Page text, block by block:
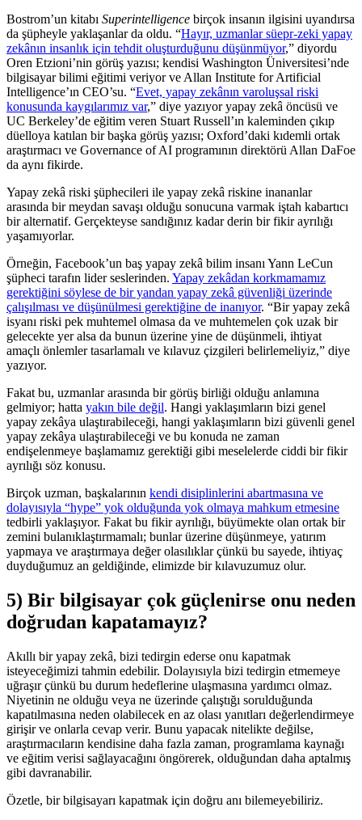
Bostrom’un kitabı Superintelligence birçok insanın ilgisini uyandırsa
da şüpheyle yaklaşanlar da oldu. “Hayır, uzmanlar süepr-zeki yapay
zekânın insanlık için tehdit oluşturduğunu düşünmüyor,” diyordu
Oren Etzioni’nin görüş yazısı; kendisi Washington Üniversitesi’nde
bilgisayar bilimi eğitimi veriyor ve Allan Institute for Artificial
Intelligence’ın CEO’su. “Evet, yapay zekânın varoluşsal riski
konusunda kaygılarımız var,” diye yazıyor yapay zekâ öncüsü ve
UC Berkeley’de eğitim veren Stuart Russell’ın kaleminden çıkıp
düelloya katılan bir başka görüş yazısı; Oxford’daki kıdemli ortak
araştırmacı ve Governance of AI programının direktörü Allan DaFoe
da aynı fikirde.
Yapay zekâ riski şüphecileri ile yapay zekâ riskine inananlar
arasında bir meydan savaşı olduğu sonucuna varmak iştah kabartıcı
bir alternatif. Gerçekteyse sandığınız kadar derin bir fikir ayrılığı
yaşamıyorlar.
Örneğin, Facebook’un baş yapay zekâ bilim insanı Yann LeCun
şüpheci tarafın lider seslerinden. Yapay zekâdan korkmamamız
gerektiğini söylese de bir yandan yapay zekâ güvenliği üzerinde
çalışılması ve düşünülmesi gerektiğine de inanıyor. “Bir yapay zekâ
isyanı riski pek muhtemel olmasa da ve muhtemelen çok uzak bir
gelecekte yer alsa da bunun üzerine yine de düşünmeli, ihtiyat
amaçlı önlemler tasarlamalı ve kılavuz çizgileri belirlemeliyiz,” diye
yazıyor.
Fakat bu, uzmanlar arasında bir görüş birliği olduğu anlamına
gelmiyor; hatta yakın bile değil. Hangi yaklaşımların bizi genel
yapay zekâya ulaştırabileceği, hangi yaklaşımların bizi güvenli genel
yapay zekâya ulaştırabileceği ve bu konuda ne zaman
endişelenmeye başlamamız gerektiği gibi meselelerde ciddi bir fikir
ayrılığı söz konusu.
Birçok uzman, başkalarının kendi disiplinlerini abartmasına ve
dolayısıyla “hype” yok olduğunda yok olmaya mahkum etmesine
tedbirli yaklaşıyor. Fakat bu fikir ayrılığı, büyümekte olan ortak bir
zemini bulanıklaştırmamalı; bunlar üzerine düşünmeye, yatırım
yapmaya ve araştırmaya değer olasılıklar çünkü bu sayede, ihtiyaç
duyduğumuz an geldiğinde, elimizde bir kılavuzumuz olur.
5) Bir bilgisayar çok güçlenirse onu neden
doğrudan kapatamayız?
Akıllı bir yapay zekâ, bizi tedirgin ederse onu kapatmak
isteyeceğimizi tahmin edebilir. Dolayısıyla bizi tedirgin etmemeye
uğraşır çünkü bu durum hedeflerine ulaşmasına yardımcı olmaz.
Niyetinin ne olduğu veya ne üzerinde çalıştığı sorulduğunda
kapatılmasına neden olabilecek en az olası yanıtları değerlendirmeye
girişir ve onlarla cevap verir. Bunu yapacak nitelikte değilse,
araştırmacıların kendisine daha fazla zaman, programlama kaynağı
ve eğitim verisi sağlayacağını öngörerek, olduğundan daha aptalmış
gibi davranabilir.
Özetle, bir bilgisayarı kapatmak için doğru anı bilemeyebiliriz.